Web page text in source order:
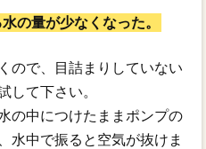
の量が少なくなった。
ので、目詰まりしていない
して下さい。
中につけたままポンプの
水中で振ると空気が抜けま